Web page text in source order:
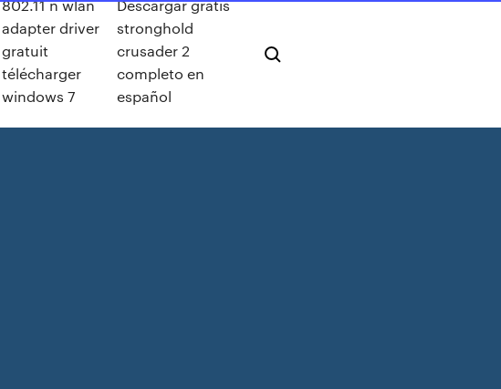
802.11 n wlan
adapter driver
gratuit
télécharger
windows 7
Descargar gratis
stronghold
crusader 2
completo en
español